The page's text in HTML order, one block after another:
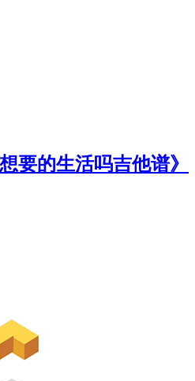
要的生活吗吉他谱》